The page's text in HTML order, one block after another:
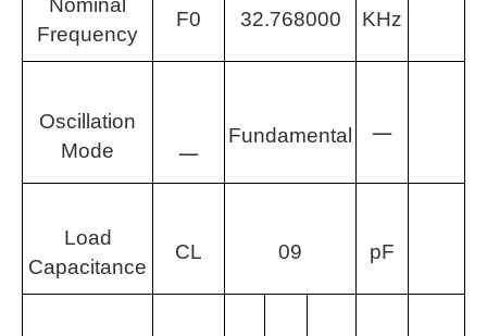
Nominal
Frequency
F0 32.768000 KHz
Oscillation
Mode
一
Fundamental 一
Load
Capacitance
CL 09 pF